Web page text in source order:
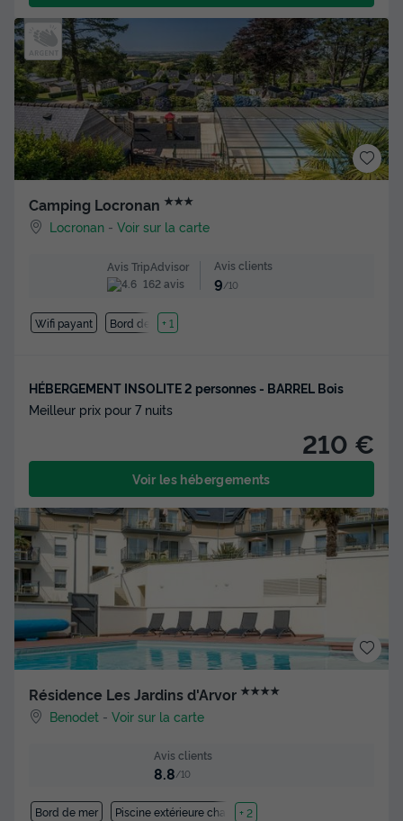
Camping Locronan ★★★
Locronan -Voir sur la carte
Avis TripAdvisor
162 avis
Avis clients
9 /10
Wifi payant Bord de mer
+ 1
HÉBERGEMENT INSOLITE 2 personnes - BARREL Bois
Meilleur prix pour 7 nuits
210 €
Voir les hébergements
Résidence Les Jardins d'Arvor ★★★★
Benodet -Voir sur la carte
Avis clients
8.8/10
Bord de mer Piscine extérieure chauffée
+ 2